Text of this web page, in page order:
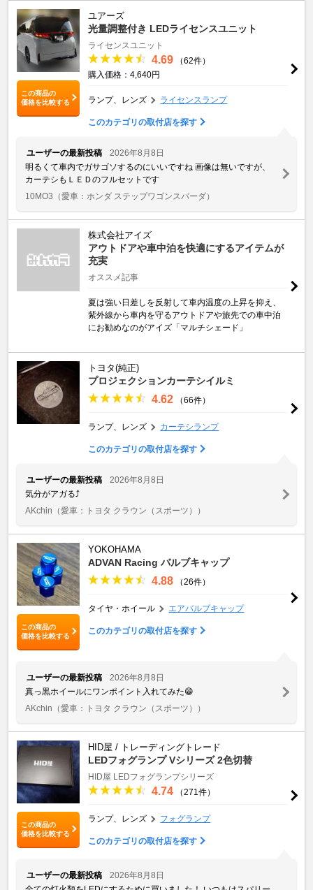
この商品の
価格を比較する
ユアーズ
光量調整付き LEDライセンスユニット
ライセンスユニット
4.69
（62件）
購入価格：4,640円
ランプ、レンズ ライセンスランプ
このカテゴリの取付店を探す
ユーザーの最新投稿
2026年8月8日
明るくて車内でガサゴソするのにいいですね 画像は無いですが、
カーテシもＬＥＤのフルセットです
10MO3 （愛車：ホンダ ステップワゴンスパーダ）
株式会社アイズ
アウトドアや車中泊を快適にするアイテムが
充実
オススメ記事
夏は強い日差しを反射して車内温度の上昇を抑え、
紫外線から車内を守るアウトドアや旅先での車中泊
にお勧めなのがアイズ「マルチシェード」
トヨタ(純正)
プロジェクションカーテシイルミ
4.62 （66件）
ランプ、レンズ カーテシランプ
このカテゴリの取付店を探す
ユーザーの最新投稿
2026年8月8日
気分がアガる⤴️
AKchin （愛車：トヨタ クラウン（スポーツ））
この商品の
価格を比較する
YOKOHAMA
ADVAN Racing バルブキャップ
4.88 （26件）
タイヤ・ホイール エアバルブキャップ
このカテゴリの取付店を探す
ユーザーの最新投稿
2026年8月8日
真っ黒ホイールにワンポイント入れてみた😁
AKchin （愛車：トヨタ クラウン（スポーツ））
この商品の
価格を比較する
HID屋 / トレーディングトレード
LEDフォグランプ Vシリーズ 2色切替
HID屋 LEDフォグランプシリーズ
4.74 （271件）
ランプ、レンズ フォグランプ
このカテゴリの取付店を探す
ユーザーの最新投稿
2026年8月8日